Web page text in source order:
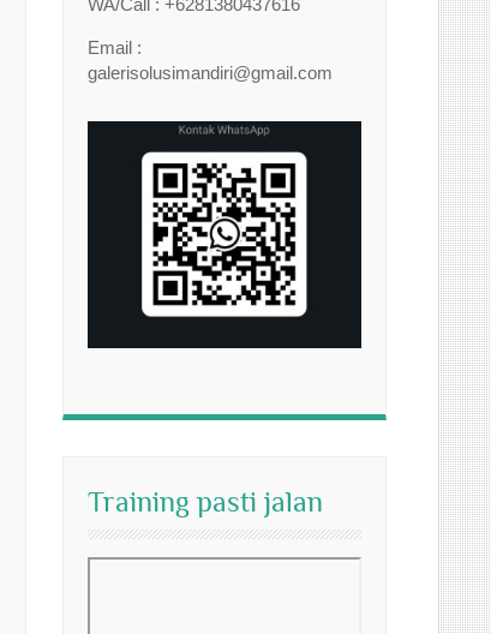
WA/Call : +6281380437616
Email :
galerisolusimandiri@gmail.com
Training pasti jalan